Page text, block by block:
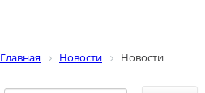
Главная Новости Новости